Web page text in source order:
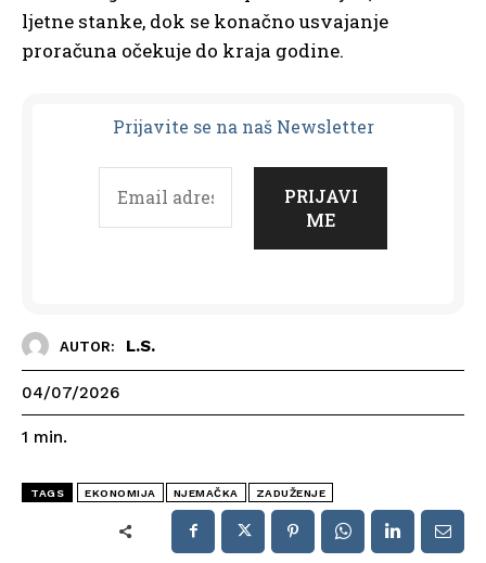
ljetne stanke, dok se konačno usvajanje
proračuna očekuje do kraja godine.
Prijavite se na naš Newsletter
AUTOR: L.S.
04/07/2026
1 min.
TAGS EKONOMIJA NJEMAČKA ZADUŽENJE